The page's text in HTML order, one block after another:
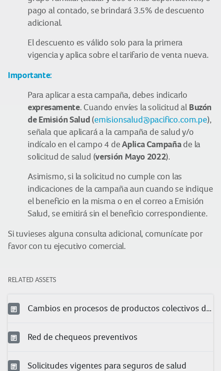
pago al contado, se brindará 3.5% de descuento
adicional.
El descuento es válido solo para la primera
vigencia y aplica sobre el tarifario de venta nueva.
Importante:
Para aplicar a esta campaña, debes indicarlo
expresamente. Cuando envíes la solicitud al Buzón
de Emisión Salud (emisionsalud@pacifico.com.pe),
señala que aplicará a la campaña de salud y/o
indícalo en el campo 4 deAplica Campañade la
solicitud de salud (versión Mayo 2022).
Asimismo, si la solicitud no cumple con las
indicaciones de la campaña aun cuando se indique
el beneficio en la misma o en el correo a Emisión
Salud, se emitirá sin el beneficio correspondiente.
Si tuvieses alguna consulta adicional, comunícate por
favor con tu ejecutivo comercial.
RELATED ASSETS
Cambios en procesos de productos colectivos de salud
Red de chequeos preventivos
Solicitudes vigentes para seguros de salud